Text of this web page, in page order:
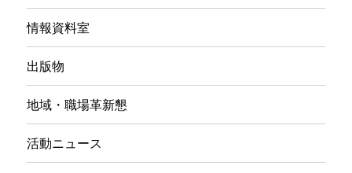
情報資料室
出版物
地域・職場革新懇
活動ニュース